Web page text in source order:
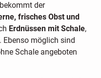
der
frisches Obst und
Erdnüssen mit Schale,
Ebenso möglich sind
Schale angeboten